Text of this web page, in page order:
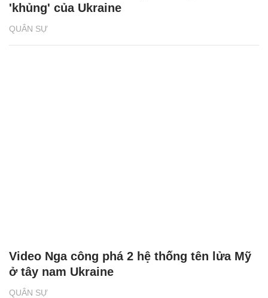
QUÂN SỰ
'khủng' của Ukraine
QUÂN SỰ
Video Nga công phá 2 hệ thống tên lửa Mỹ
ở tây nam Ukraine